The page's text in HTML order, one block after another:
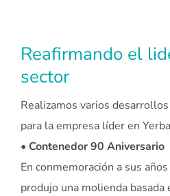
Reafirmando el
sector
Realizamos varios
para la empresa líder en
• Contenedor 90 Aniversario
En conmemoración a sus
produjo una molienda basada